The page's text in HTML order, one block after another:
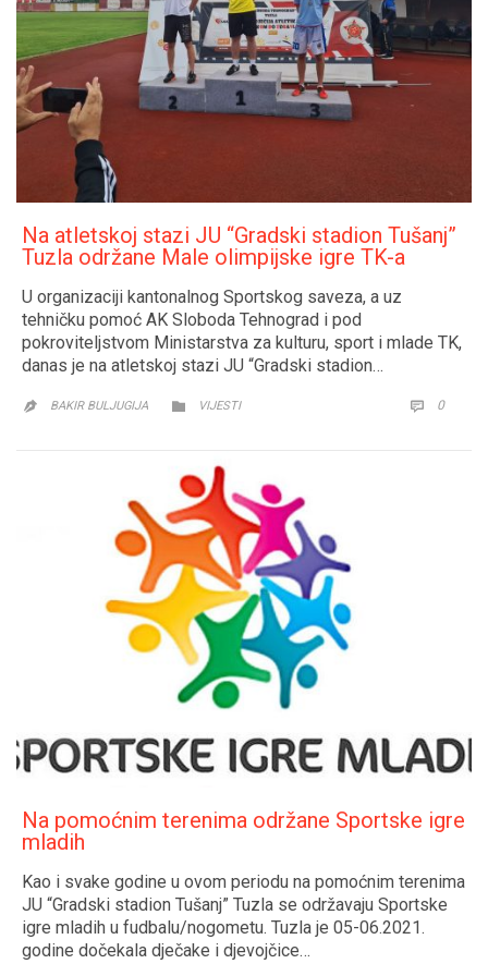
Na atletskoj stazi JU “Gradski stadion Tušanj”
Tuzla održane Male olimpijske igre TK-a
U organizaciji kantonalnog Sportskog saveza, a uz
tehničku pomoć AK Sloboda Tehnograd i pod
pokroviteljstvom Ministarstva za kulturu, sport i mlade TK,
danas je na atletskoj stazi JU “Gradski stadion…
 BAKIR BULJUGIJA  CATEGORY
VIJESTI  0
Na pomoćnim terenima održane Sportske igre
mladih
Kao i svake godine u ovom periodu na pomoćnim terenima
JU “Gradski stadion Tušanj” Tuzla se održavaju Sportske
igre mladih u fudbalu/nogometu. Tuzla je 05-06.2021.
godine dočekala dječake i djevojčice…